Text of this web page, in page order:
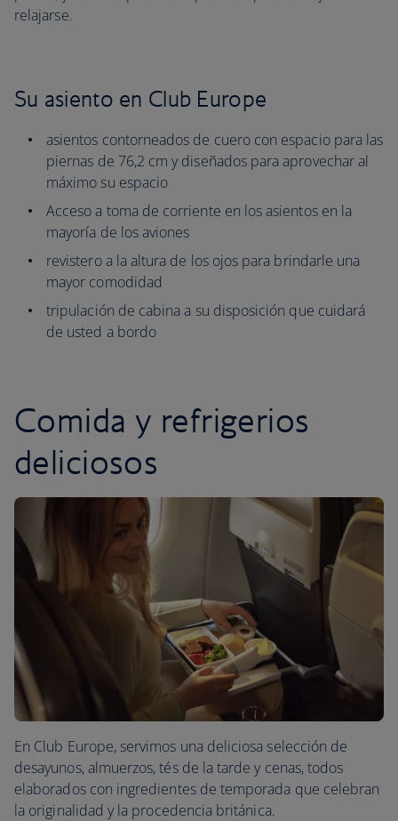
relajarse.
Su asiento en Club Europe
asientos contorneados de cuero con espacio para las
piernas de 76,2 cm y diseñados para aprovechar al
máximo su espacio
Acceso a toma de corriente en los asientos en la
mayoría de los aviones
revistero a la altura de los ojos para brindarle una
mayor comodidad
tripulación de cabina a su disposición que cuidará
de usted a bordo
Comida y refrigerios
deliciosos
En Club Europe, servimos una deliciosa selección de
desayunos, almuerzos, tés de la tarde y cenas, todos
elaborados con ingredientes de temporada que celebran
la originalidad y la procedencia británica.